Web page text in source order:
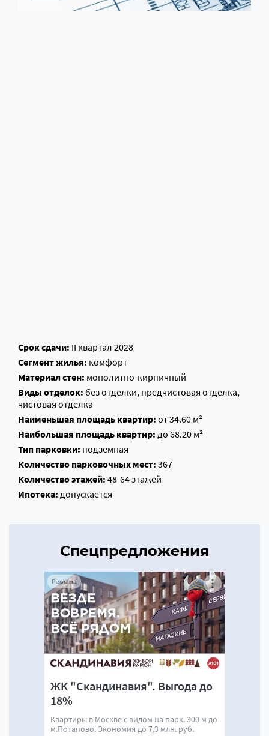
Срок сдачи: II квартал 2028
Сегмент жилья: комфорт
Материал стен: монолитно-кирпичный
Виды отделок: без отделки, предчистовая отделка,
чистовая отделка
Наименьшая площадь квартир: от 34.60 м²
Наибольшая площадь квартир: до 68.20 м²
Тип парковки: подземная
Количество парковочных мест: 367
Количество этажей: 48-64 этажей
Ипотека: допускается
Спецпредложения
ЖК "Скандинавия". Выгода до
18%
Квартиры в Москве с видом на парк. 300 м до
м.Потапово. Экономия до 7,3 млн. руб.
Реклама